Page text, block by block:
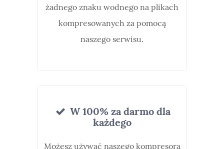
żadnego znaku wodnego na plikach
kompresowanych za pomocą
naszego serwisu.
W 100% za darmo dla
każdego
Możesz używać naszego kompresora